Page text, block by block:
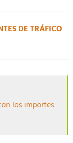
DE TRÁFICO
los importes